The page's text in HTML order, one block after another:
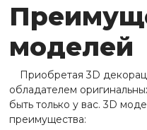
моделей
Приобретая 3D
обладателем
быть только у вас. 3D
преимущества: